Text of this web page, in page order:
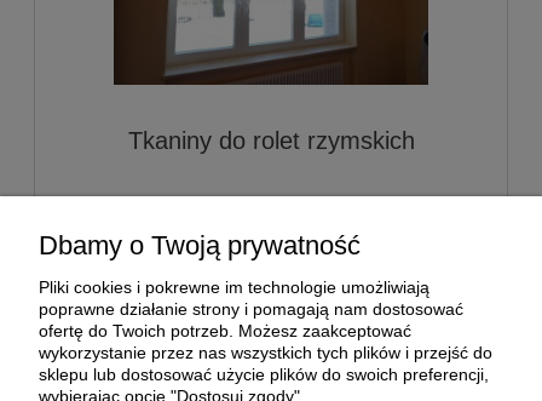
Tkaniny do rolet rzymskich
170,00 zł
do koszyka
Dbamy o Twoją prywatność
Pliki cookies i pokrewne im technologie umożliwiają
poprawne działanie strony i pomagają nam dostosować
ofertę do Twoich potrzeb. Możesz zaakceptować
wykorzystanie przez nas wszystkich tych plików i przejść do
sklepu lub dostosować użycie plików do swoich preferencji,
wybierając opcję "Dostosuj zgody".